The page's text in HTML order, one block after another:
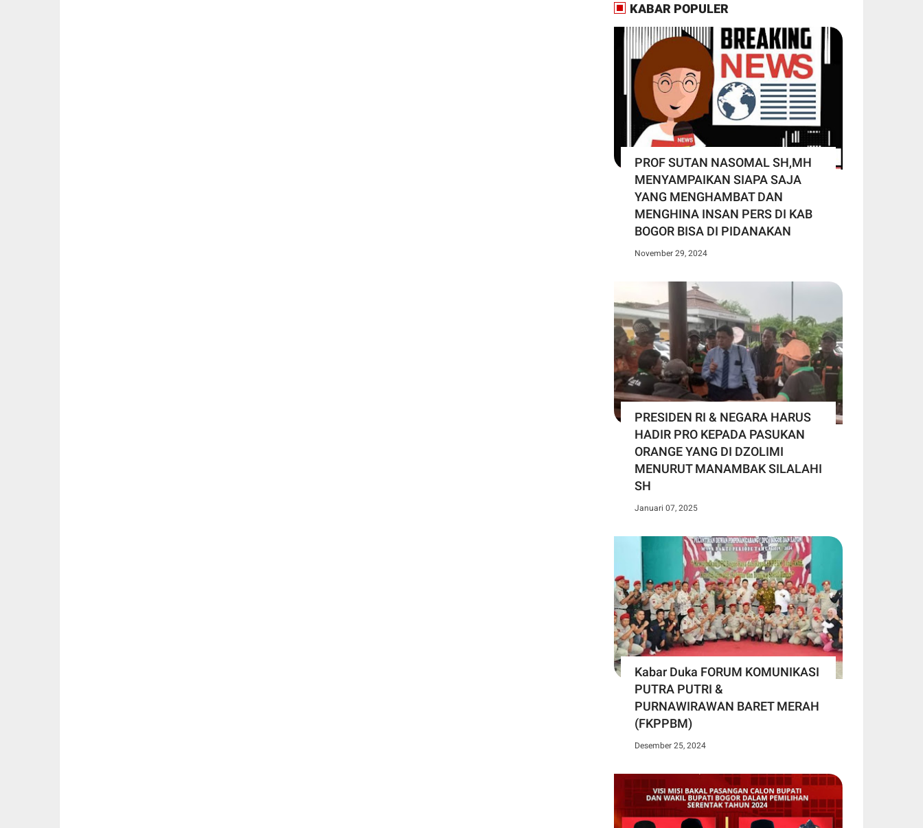
KABAR POPULER
PROF SUTAN NASOMAL SH,MH
MENYAMPAIKAN SIAPA SAJA
YANG MENGHAMBAT DAN
MENGHINA INSAN PERS DI KAB
BOGOR BISA DI PIDANAKAN
November 29, 2024
PRESIDEN RI & NEGARA HARUS
HADIR PRO KEPADA PASUKAN
ORANGE YANG DI DZOLIMI
MENURUT MANAMBAK SILALAHI
SH
Januari 07, 2025
Kabar Duka FORUM KOMUNIKASI
PUTRA PUTRI &
PURNAWIRAWAN BARET MERAH
(FKPPBM)
Desember 25, 2024